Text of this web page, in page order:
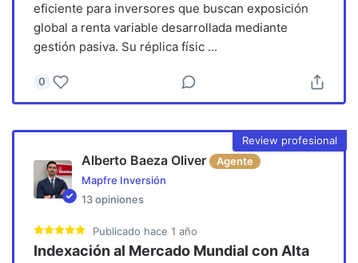
eficiente para inversores que buscan exposición
global a renta variable desarrollada mediante
gestión pasiva. Su réplica físic...
0
Review profesional
Alberto Baeza Oliver
Agente
Mapfre Inversión
13 opiniones
Publicado hace 1 año
Indexación al Mercado Mundial con Alta